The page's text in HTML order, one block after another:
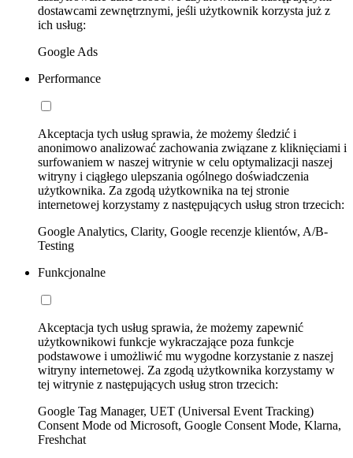
dostawcami zewnętrznymi, jeśli użytkownik korzysta już z
ich usług:
Google Ads
Performance
Akceptacja tych usług sprawia, że możemy śledzić i
anonimowo analizować zachowania związane z kliknięciami i
surfowaniem w naszej witrynie w celu optymalizacji naszej
witryny i ciągłego ulepszania ogólnego doświadczenia
użytkownika. Za zgodą użytkownika na tej stronie
internetowej korzystamy z następujących usług stron trzecich:
Google Analytics, Clarity, Google recenzje klientów, A/B-
Testing
Funkcjonalne
Akceptacja tych usług sprawia, że możemy zapewnić
użytkownikowi funkcje wykraczające poza funkcje
podstawowe i umożliwić mu wygodne korzystanie z naszej
witryny internetowej. Za zgodą użytkownika korzystamy w
tej witrynie z następujących usług stron trzecich:
Google Tag Manager, UET (Universal Event Tracking)
Consent Mode od Microsoft, Google Consent Mode, Klarna,
Freshchat